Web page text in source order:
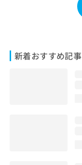
新着おすすめ記事
せ